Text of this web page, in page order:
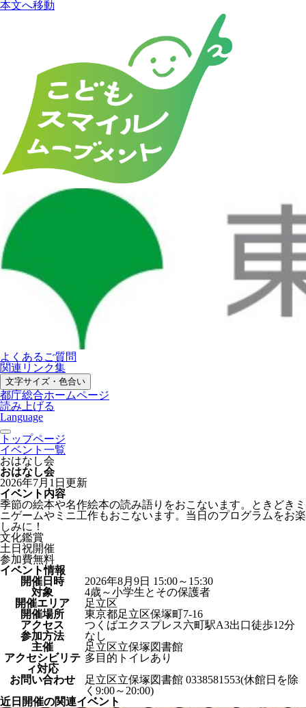
本文へ移動
よくあるご質問
関連リンク集
文字サイズ・色合い
都庁総合ホームページ
読み上げる
Language
トップページ
イベント一覧
おはなし会
おはなし会
2026年7月1日更新
イベント内容
季節の絵本や名作絵本の読み語りをおこないます。ときどきミ
ニゲームやミニ工作もおこないます。当日のプログラムをお楽
しみに！
文化鑑賞
土日祝開催
参加費無料
イベント情報
開催日時
2026年8月9日 15:00～15:30
対象
4歳～小学生とその保護者
開催エリア
足立区
開催場所
東京都足立区保塚町7-16
アクセス
つくばエクスプレス六町駅A3出口徒歩12分
参加方法
なし
主催
足立区立保塚図書館
アクセシビリテ
ィ対応
多目的トイレあり
お問い合わせ
足立区立保塚図書館 0338581553(休館日を除
く9:00～20:00)
近日開催の関連イベント